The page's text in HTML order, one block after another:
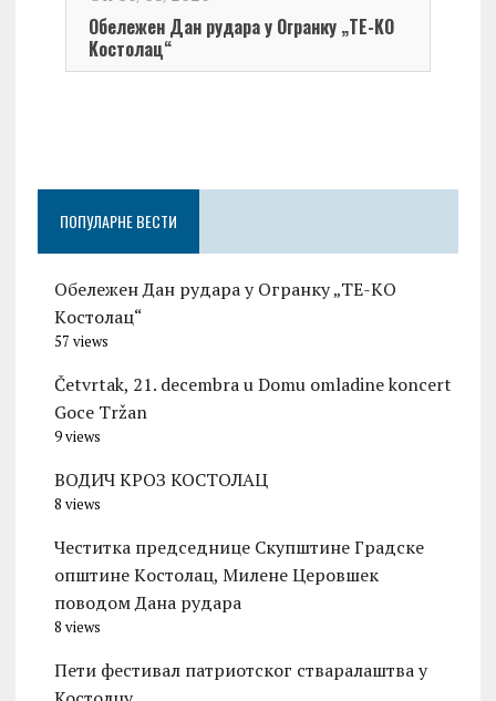
Обележен Дан рудара у Огранку „ТЕ-KО
Kостолац“
ПОПУЛАРНЕ ВЕСТИ
Обележен Дан рудара у Огранку „ТЕ-KО
Kостолац“
57 views
Četvrtak, 21. decembra u Domu omladine koncert
Goce Tržan
9 views
ВОДИЧ КРОЗ КОСТОЛАЦ
8 views
Честитка председнице Скупштине Градске
општине Kостолац, Милене Церовшек
поводом Дана рудара
8 views
Пети фестивал патриотског стваралаштва у